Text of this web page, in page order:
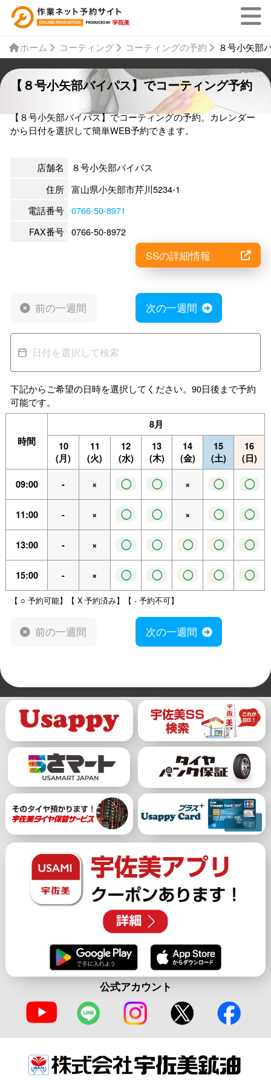
ホーム コーティング コーティングの予約 ８号小矢部
【８号小矢部バイパス】でコーティング予約
【８号小矢部バイパス】でコーティングの予約。カレンダー
から日付を選択して簡単WEB予約できます。
店舗名
８号小矢部バイパス
住所 富山県小矢部市芹川5234-1
電話番号 0766-50-8971
FAX番号 0766-50-8972
SSの詳細情報
前の一週間 次の一週間
下記からご希望の日時を選択してください。90日後まで予約
可能です。
時間
8月
10
(月)
11
(火)
12
(水)
13
(木)
14
(金)
15
(土)
16
(日)
09:00 - × ◯ ◯ × ◯ ◯
11:00 - × ◯ ◯ × ◯ ◯
13:00 - × ◯ ◯ ◯ ◯ ◯
15:00 - × ◯ ◯ ◯ ◯ ◯
【 ○ 予約可能】【 X 予約済み】【 - 予約不可】
前の一週間 次の一週間
公式アカウント